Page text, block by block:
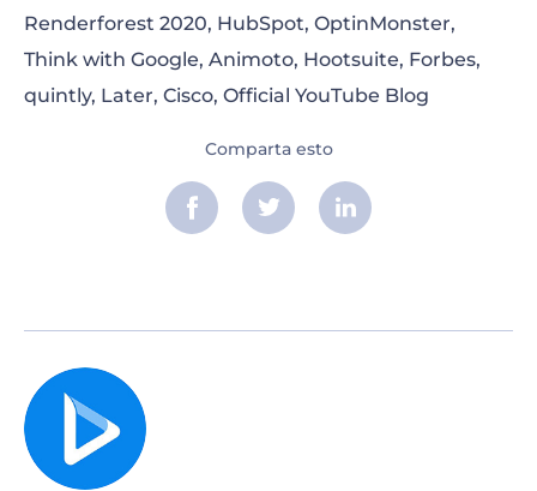
Renderforest 2020, HubSpot, OptinMonster,
Think with Google, Animoto, Hootsuite, Forbes,
quintly, Later, Cisco, Official YouTube Blog
Comparta esto